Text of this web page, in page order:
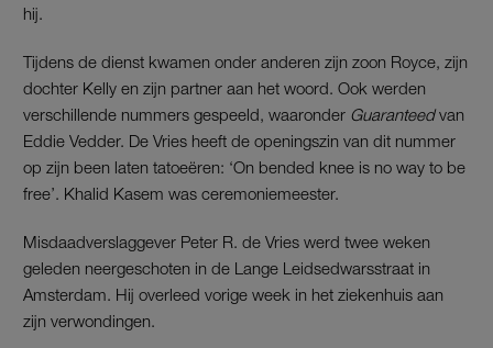
hij.
Tijdens de dienst kwamen onder anderen zijn zoon Royce, zijn
dochter Kelly en zijn partner aan het woord. Ook werden
verschillende nummers gespeeld, waaronder Guaranteedvan
Eddie Vedder. De Vries heeft de openingszin van dit nummer
op zijn been laten tatoeëren: ‘On bended knee is no way to be
free’. Khalid Kasem was ceremoniemeester.
Misdaadverslaggever Peter R. de Vries werd twee weken
geleden neergeschoten in de Lange Leidsedwarsstraat in
Amsterdam. Hij overleed vorige week in het ziekenhuis aan
zijn verwondingen.